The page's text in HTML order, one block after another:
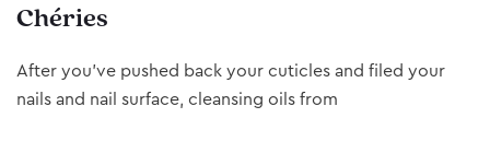
Chéries
After you’ve pushed back your cuticles and filed your
nails and nail surface, cleansing oils from